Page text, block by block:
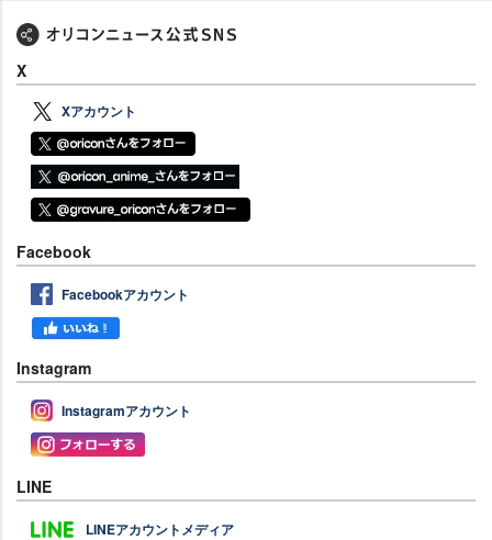
X
Xアカウント
Facebook
Facebookアカウント
Instagram
Instagramアカウント
LINE
LINEアカウントメディア